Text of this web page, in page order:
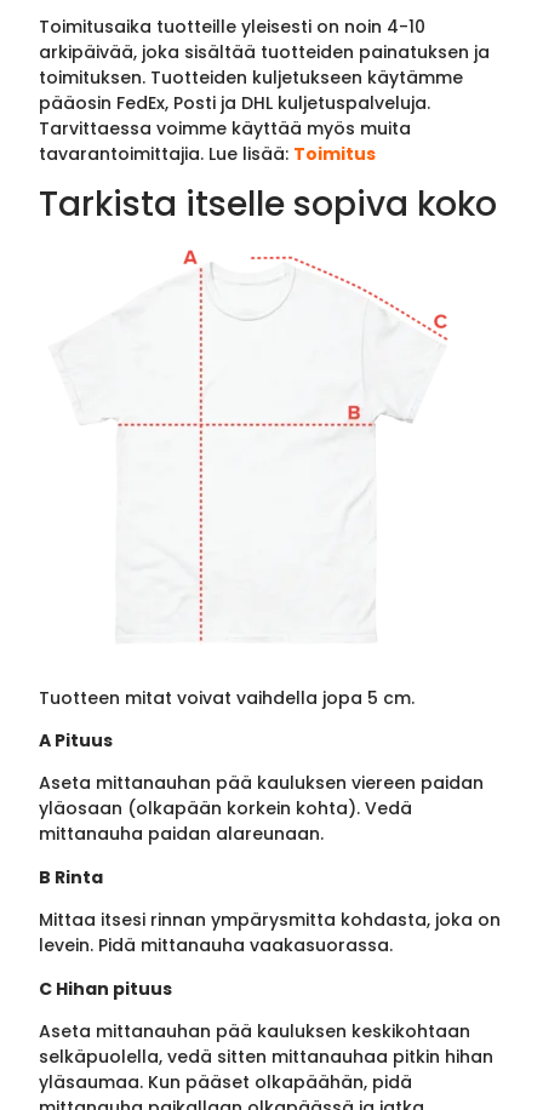
Toimitusaika tuotteille yleisesti on noin 4-10
arkipäivää, joka sisältää tuotteiden painatuksen ja
toimituksen. Tuotteiden kuljetukseen käytämme
pääosin FedEx, Posti ja DHL kuljetuspalveluja.
Tarvittaessa voimme käyttää myös muita
tavarantoimittajia. Lue lisää: Toimitus
Tarkista itselle sopiva koko
Tuotteen mitat voivat vaihdella jopa 5 cm.
A Pituus
Aseta mittanauhan pää kauluksen viereen paidan
yläosaan (olkapään korkein kohta). Vedä
mittanauha paidan alareunaan.
B Rinta
Mittaa itsesi rinnan ympärysmitta kohdasta, joka on
levein. Pidä mittanauha vaakasuorassa.
C Hihan pituus
Aseta mittanauhan pää kauluksen keskikohtaan
selkäpuolella, vedä sitten mittanauhaa pitkin hihan
yläsaumaa. Kun pääset olkapäähän, pidä